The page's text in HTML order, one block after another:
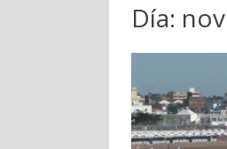
Día: